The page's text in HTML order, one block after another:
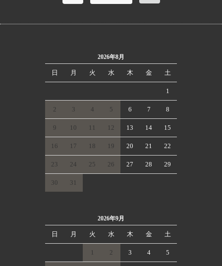
2026年8月
日 月 火 水 木 金 土
1
2 3 4 5 6 7 8
9 10 11 12 13 14 15
16 17 18 19 20 21 22
23 24 25 26 27 28 29
30 31
2026年9月
日 月 火 水 木 金 土
1 2 3 4 5